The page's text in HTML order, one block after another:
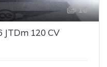
16
JTDm 120 CV